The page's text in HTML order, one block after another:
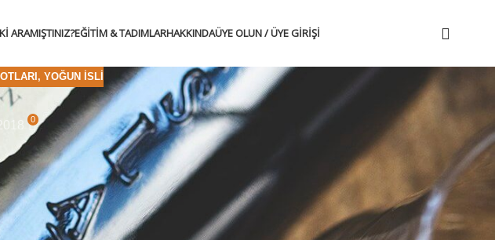
ARAMIŞTINIZ?EĞITIM & TADIMLARHAKKINDAÜYE OLUN / ÜYE GIRIŞI
, YOĞUN İSLI
0
ve üyelere özel içeriklere erişmek için lütfen giriş yapın veya ücretsiz